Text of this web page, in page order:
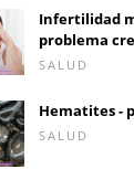
Infertilidad
problema
SALUD
Hematites -
SALUD